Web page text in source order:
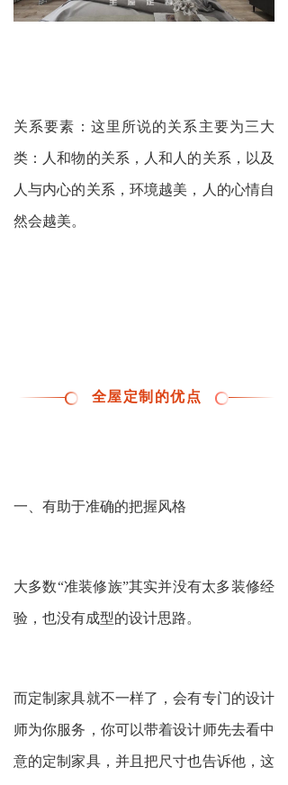
关系要素：这里所说的关系主要为三大
类：人和物的关系，人和人的关系，以及
人与内心的关系，环境越美，人的心情自
然会越美。
01
全屋定制的优点
一、有助于准确的把握风格
大多数“准装修族”其实并没有太多装修经
验，也没有成型的设计思路。
而定制家具就不一样了，会有专门的设计
师为你服务，你可以带着设计师先去看中
意的定制家具，并且把尺寸也告诉他，这